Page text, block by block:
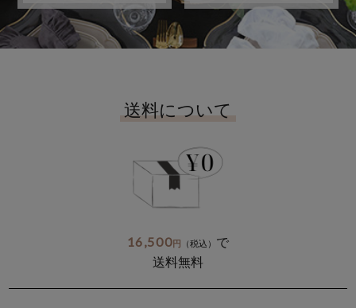
送料について
16,500円 （税込） で
送料無料